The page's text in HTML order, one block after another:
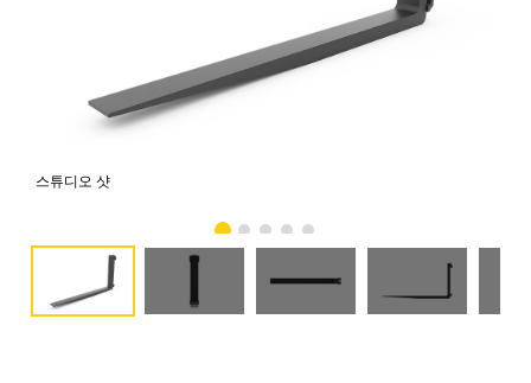
스튜디오 샷